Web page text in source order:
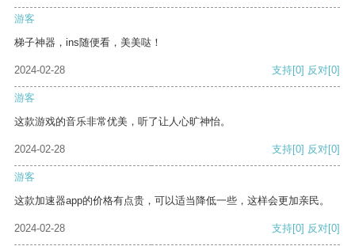
游客
梯子神器，ins随便看，美美哒！
2024-02-28 支持[0] 反对[0]
游客
这款游戏的音乐非常优美，听了让人心旷神怡。
2024-02-28 支持[0] 反对[0]
游客
这款加速器app的价格有点贵，可以适当降低一些，这样会更加亲民。
2024-02-28 支持[0] 反对[0]